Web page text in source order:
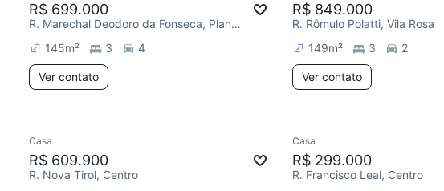
R$ 699.000
R. Marechal Deodoro da Fonseca, Planta Araçatuba
145m² 3 4
Ver contato
R$ 849.000
R. Rômulo Polatti, Vila Rosa
149m² 3 2
Ver contato
Casa
R$ 609.900
R. Nova Tirol, Centro
Casa
R$ 299.000
R. Francisco Leal, Centro